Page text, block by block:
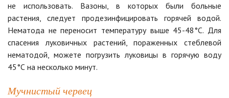
не использовать. Вазоны, в которых были больные
растения, следует продезинфицировать горячей водой.
Нематода не переносит температуру выше 45-48°С. Для
спасения луковичных растений, пораженных стеблевой
нематодой, можете погрузить луковицы в горячую воду
45°С на несколько минут.
Мучнистый червец